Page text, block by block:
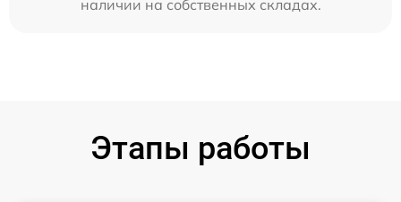
наличии на собственных складах.
Этапы работы